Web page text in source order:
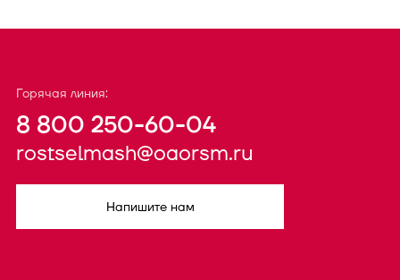
Горячая линия:
8 800 250-60-04
rostselmash@oaorsm.ru
Напишите нам